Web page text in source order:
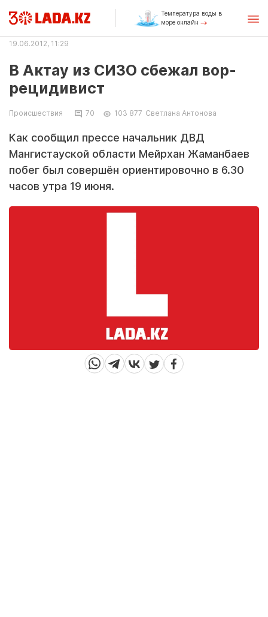
Температура воды в
море онлайн
19.06.2012, 11:29
В Актау из СИЗО сбежал вор-
рецидивист
Происшествия 70 103 877 Светлана Антонова
Как сообщил прессе начальник ДВД
Мангистауской области Мейрхан Жаманбаев
побег был совершён ориентировочно в 6.30
часов утра 19 июня.